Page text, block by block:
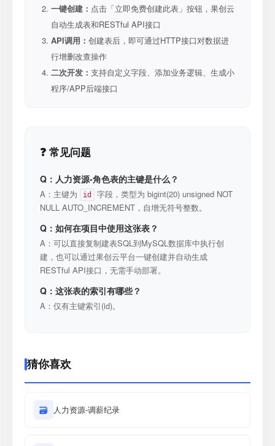
一键创建： 点击「立即免费创建此表」按钮，果创云
自动生成表和RESTful API接口
API调用： 创建表后，即可通过HTTP接口对数据进
行增删改查操作
二次开发： 支持自定义字段、添加业务逻辑、生成小
程序/APP后端接口
❓ 常见问题
Q：人力资源-角色表的主键是什么？
A：主键为 id
字段，类型为 bigint(20) unsigned NOT
NULL AUTO_INCREMENT，自增无符号整数。
Q：如何在项目中使用这张表？
A：可以直接复制建表SQL到MySQL数据库中执行创
建，也可以通过果创云平台一键创建并自动生成
RESTful API接口，无需手动部署。
Q：这张表的索引有哪些？
A：仅有主键索引(id)。
猜你喜欢
🗃 人力资源-调薪纪录